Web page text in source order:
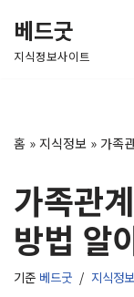
콘
건
기
베드굿
지식정보사이트
홈 » 지식정보 » 가족
가족관
방법 알
기준 베드굿 지식정보